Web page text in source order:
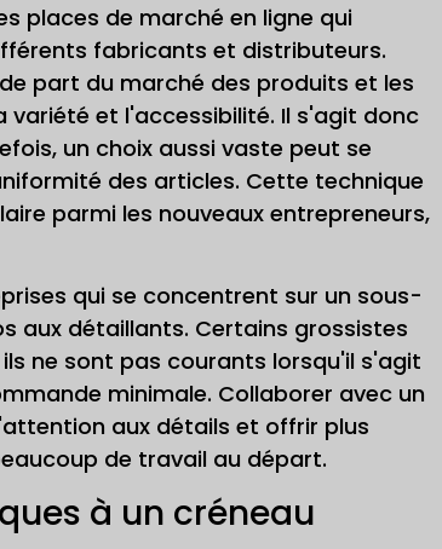
places de marché en ligne qui
fabricants et distributeurs.
part du marché des produits et les
et l'accessibilité. Il s'agit donc
un choix aussi vaste peut se
des articles. Cette technique
parmi les nouveaux entrepreneurs,
qui se concentrent sur un sous-
aux détaillants. Certains grossistes
ne sont pas courants lorsqu'il s'agit
minimale. Collaborer avec un
aux détails et offrir plus
de travail au départ.
à un créneau